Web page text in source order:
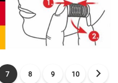
7 8 9 10